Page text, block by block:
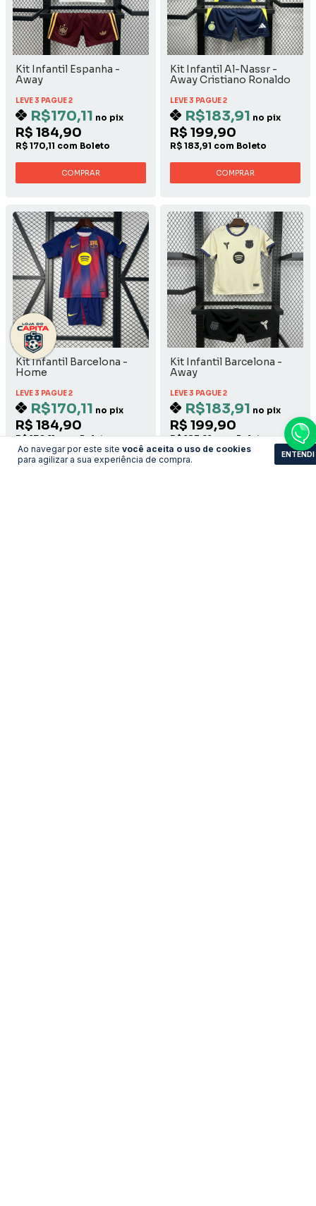
Ao navegar por este site você aceita o uso de cookies
para agilizar a sua experiência de compra.
ENTENDI
Kit Infantil Espanha -
Away
LEVE 3 PAGUE 2
R$170,11 no pix
R$ 184,90
R$ 170,11 com Boleto
COMPRAR
Kit Infantil Al-Nassr -
Away Cristiano Ronaldo
LEVE 3 PAGUE 2
R$183,91 no pix
R$ 199,90
R$ 183,91 com Boleto
COMPRAR
Kit Infantil Barcelona -
Home
LEVE 3 PAGUE 2
R$170,11 no pix
R$ 184,90
R$ 170,11 com Boleto
COMPRAR
Kit Infantil Barcelona -
Away
LEVE 3 PAGUE 2
R$183,91 no pix
R$ 199,90
R$ 183,91 com Boleto